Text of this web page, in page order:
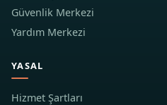
Güvenlik Merkezi
Yardım Merkezi
YASAL
Hizmet Şartları